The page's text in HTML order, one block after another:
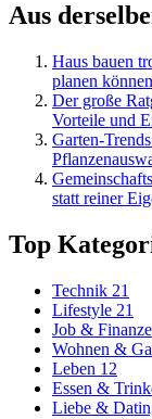
Aus
Haus bauen
planen können
Der große
Vorteile und
Garten-
statt reiner
Top
Technik 21
Lifestyle 21
Job &
Wohnen &
Leben 12
Essen &
Liebe &